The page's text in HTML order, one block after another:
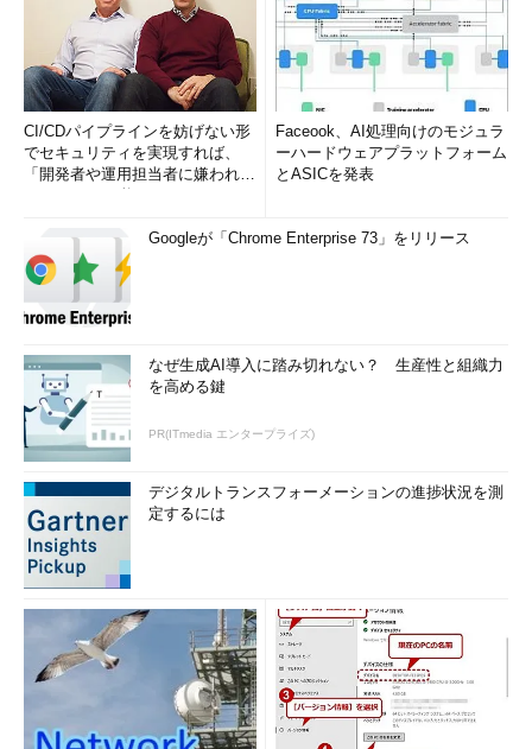
CI/CDパイプラインを妨げない形
でセキュリティを実現すれば、
「開発者や運用担当者に嫌われな
Faceook、AI処理向けのモジュラ
ーハードウェアプラットフォーム
とASICを発表
Googleが「Chrome Enterprise 73」をリリース
なぜ生成AI導入に踏み切れない？ 生産性と組織力
を高める鍵
PR(ITmedia エンタープライズ)
デジタルトランスフォーメーションの進捗状況を測
定するには